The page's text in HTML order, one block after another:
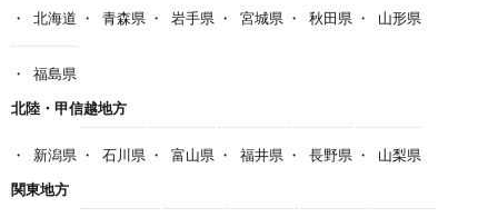
北海道 青森県 岩手県 宮城県 秋田県 山形県
福島県
北陸・甲信越地方
新潟県 石川県 富山県 福井県 長野県
山梨県
関東地方